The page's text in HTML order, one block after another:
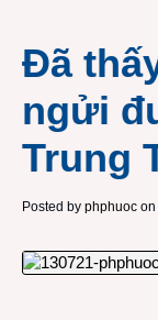
Đã
ngửi
Trung
Posted by phphuoc on